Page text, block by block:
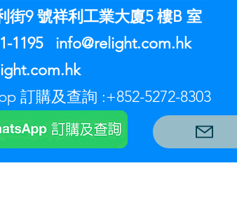
街9 號祥利工業大廈5 樓B 室
1195 info@relight.com.hk
訂購及查詢 :+852-5272-8303